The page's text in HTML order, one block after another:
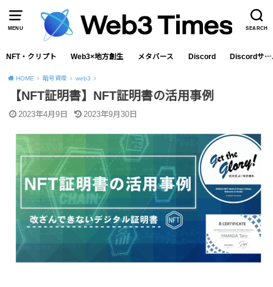
MENU SEARCH
NFT・クリプト Web3×地方創生 メタバース Discord Discordサー
HOME 暗号資産 web3
【NFT証明書】NFT証明書の活用事例
2023年4月9日 2023年9月30日